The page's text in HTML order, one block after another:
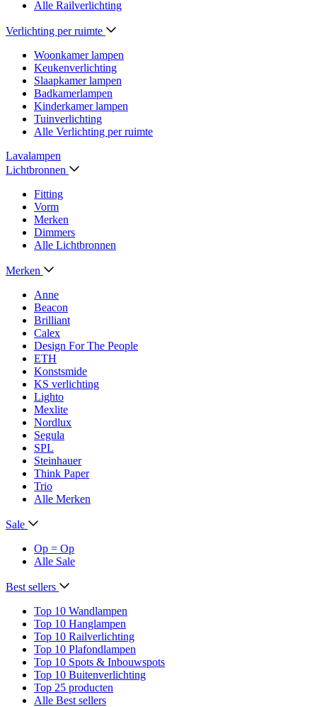
Alle Railverlichting
Verlichting per ruimte
Woonkamer lampen
Keukenverlichting
Slaapkamer lampen
Badkamerlampen
Kinderkamer lampen
Tuinverlichting
Alle Verlichting per ruimte
Lavalampen
Lichtbronnen
Fitting
Vorm
Merken
Dimmers
Alle Lichtbronnen
Merken
Anne
Beacon
Brilliant
Calex
Design For The People
ETH
Konstsmide
KS verlichting
Lighto
Mexlite
Nordlux
Segula
SPL
Steinhauer
Think Paper
Trio
Alle Merken
Sale
Op = Op
Alle Sale
Best sellers
Top 10 Wandlampen
Top 10 Hanglampen
Top 10 Railverlichting
Top 10 Plafondlampen
Top 10 Spots & Inbouwspots
Top 10 Buitenverlichting
Top 25 producten
Alle Best sellers